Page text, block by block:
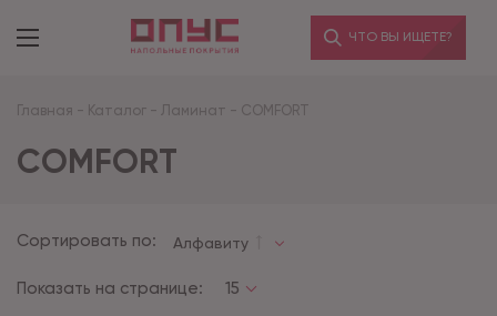
ЧТО ВЫ ИЩЕТЕ?
Главная - Каталог - Ламинат - COMFORT
COMFORT
Сортировать по: Алфавиту
Показать на странице: 15